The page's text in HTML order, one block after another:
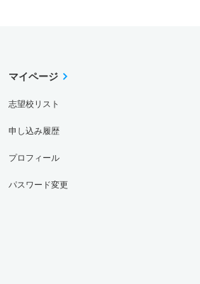
マイページ
志望校リスト
申し込み履歴
プロフィール
パスワード変更